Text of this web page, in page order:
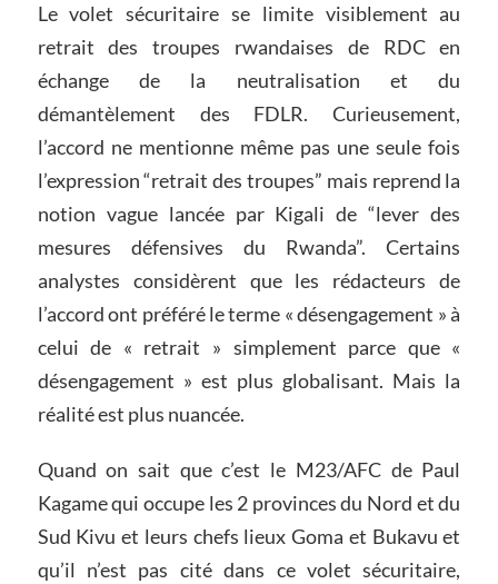
Le volet sécuritaire se limite visiblement au
retrait des troupes rwandaises de RDC en
échange de la neutralisation et du
démantèlement des FDLR. Curieusement,
l’accord ne mentionne même pas une seule fois
l’expression “retrait des troupes” mais reprend la
notion vague lancée par Kigali de “lever des
mesures défensives du Rwanda”. Certains
analystes considèrent que les rédacteurs de
l’accord ont préféré le terme « désengagement » à
celui de « retrait » simplement parce que «
désengagement » est plus globalisant. Mais la
réalité est plus nuancée.
Quand on sait que c’est le M23/AFC de Paul
Kagame qui occupe les 2 provinces du Nord et du
Sud Kivu et leurs chefs lieux Goma et Bukavu et
qu’il n’est pas cité dans ce volet sécuritaire,